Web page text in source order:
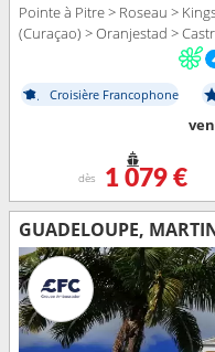
Pointe à Pitre > Roseau >
(Curaçao) > Oranjestad >
Croisière Francophone
dès 1 079 €